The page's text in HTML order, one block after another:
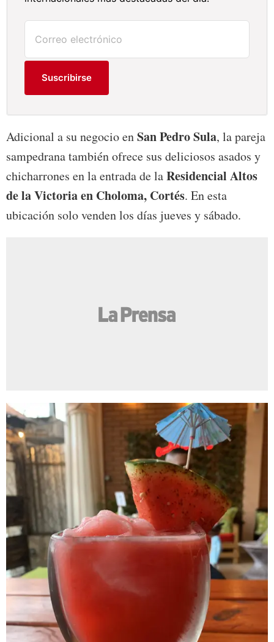
Suscribirse
Adicional a su negocio enSan Pedro Sula, la pareja
sampedrana también ofrece sus deliciosos asados y
chicharrones en la entrada de laResidencial Altos
de la Victoria en Choloma, Cortés. En esta
ubicación solo venden los días jueves y sábado.